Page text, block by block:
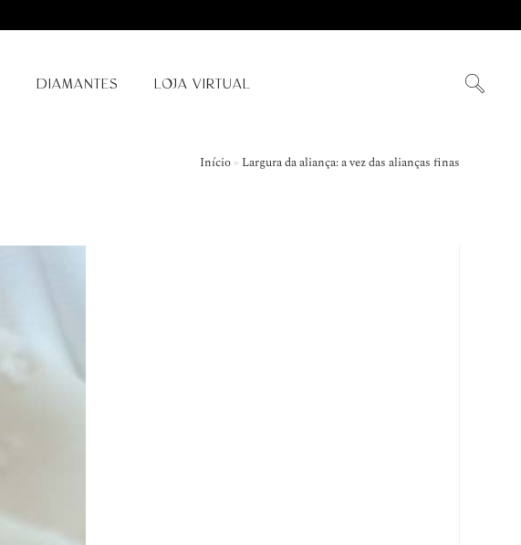
DIAMANTES LOJA VIRTUAL
Início» Largura da aliança: a vez das alianças finas